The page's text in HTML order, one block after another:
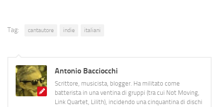
Tag: cantautore indie italiani
Antonio Bacciocchi
Scrittore, musicista, blogger. Ha militato come
batterista in una ventina di gruppi (tra cui Not Moving,
Link Quartet, Lilith), incidendo una cinquantina di dischi